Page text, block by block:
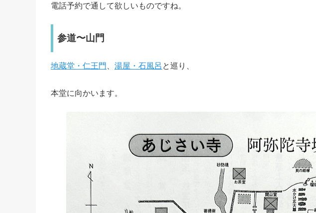
電話予約で通して欲しいものですね。
参道〜山門
地蔵堂・仁王門 湯屋・石風呂 と巡り、
本堂に向かいます。